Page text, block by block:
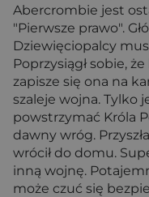
Abercrombie jest
"Pierwsze prawo".
Dziewięciopalcy
Poprzysiągł sobie,
zapisze się ona na
szaleje wojna. Tylko
powstrzymać Króla
dawny wróg.
wrócił do domu.
inną wojnę.
może czuć się